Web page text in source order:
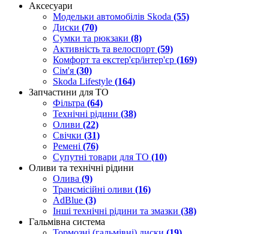
Аксесуари
Модельки автомобілів Skoda (55)
Диски (70)
Сумки та рюкзаки (8)
Активність та велоспорт (59)
Комфорт та екстер'єр/інтер'єр (169)
Сім'я (30)
Skoda Lifestyle (164)
Запчастини для ТО
Фільтра (64)
Технічні рідини (38)
Оливи (22)
Свічки (31)
Ремені (76)
Супутні товари для ТО (10)
Оливи та технічні рідини
Олива (9)
Трансмісійні оливи (16)
AdBlue (3)
Інші технічні рідини та змазки (38)
Гальмівна система